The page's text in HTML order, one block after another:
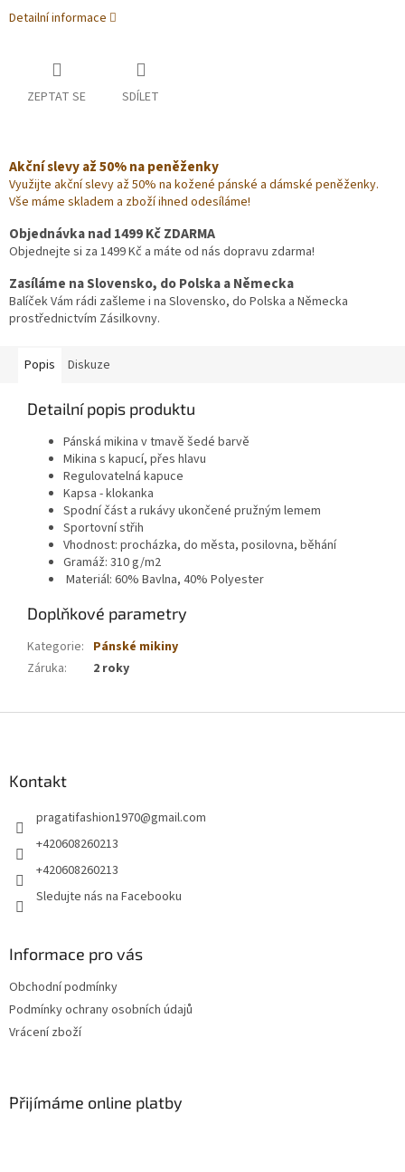
Detailní informace
ZEPTAT SE SDÍLET
Akční slevy až 50% na peněženky
Využijte akční slevy až 50% na kožené pánské a dámské peněženky.
Vše máme skladem a zboží ihned odesíláme!
Objednávka nad 1499 Kč ZDARMA
Objednejte si za 1499 Kč a máte od nás dopravu zdarma!
Zasíláme na Slovensko, do Polska a Německa
Balíček Vám rádi zašleme i na Slovensko, do Polska a Německa
prostřednictvím Zásilkovny.
Popis Diskuze
Detailní popis produktu
Pánská mikina v tmavě šedé barvě
Mikina s kapucí, přes hlavu
Regulovatelná kapuce
Kapsa - klokanka
Spodní část a rukávy ukončené pružným lemem
Sportovní střih
Vhodnost: procházka, do města, posilovna, běhání
Gramáž: 310 g/m2
Materiál: 60% Bavlna, 40% Polyester
Doplňkové parametry
Kategorie: Pánské mikiny
Záruka: 2 roky
Kontakt
pragatifashion1970@gmail.com
+420608260213
+420608260213
Sledujte nás na Facebooku
Informace pro vás
Obchodní podmínky
Podmínky ochrany osobních údajů
Vrácení zboží
Přijímáme online platby